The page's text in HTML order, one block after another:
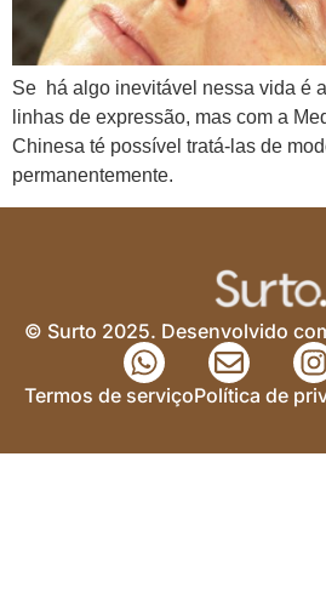
Se há algo inevitável nessa vida é
linhas de expressão, mas com a
Chinesa té possível tratá-las de
permanentemente.
© Surto 2025. Desenvolvido
Termos de serviçoPolítica de